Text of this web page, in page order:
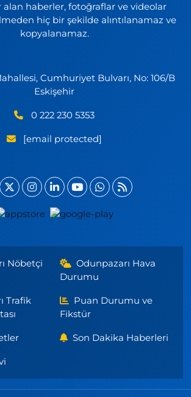
alan haberler, fotoğraflar ve videolar
hiç bir şekilde alıntılanamaz ve
kopyalanamaz.
Cumhuriyet Bulvarı, No: 106/B
Eskişehir
0 222 230 5353
[email protected]
Nöbetçi
Odunpazarı Hava
Durumu
Trafik
Puan Durumu ve
Fikstür
Son Dakika Haberleri